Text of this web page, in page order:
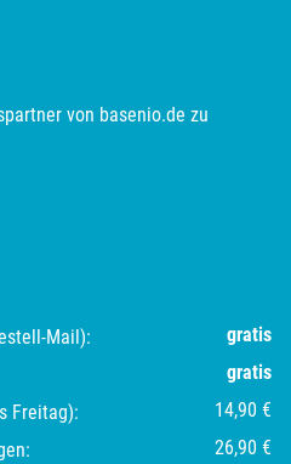
von basenio.de zu
Mail):
gratis
gratis
Freitag):
14,90 €
26,90 €